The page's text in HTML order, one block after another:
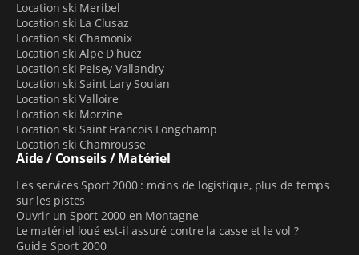
Location ski Meribel
Location ski La Clusaz
Location ski Chamonix
Location ski Alpe D'huez
Location ski Peisey Vallandry
Location ski Saint Lary Soulan
Location ski Valloire
Location ski Morzine
Location ski Saint Francois Longchamp
Location ski Chamrousse
Aide / Conseils / Matériel
Les services Sport 2000 : moins de logistique, plus de temps
sur les pistes
Ouvrir un Sport 2000 en Montagne
Le matériel loué est-il assuré contre la casse et le vol ?
Guide Sport 2000